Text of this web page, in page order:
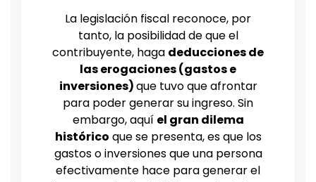
La legislación fiscal reconoce, por
tanto, la posibilidad de que el
contribuyente, haga deducciones de
las erogaciones (gastos e
inversiones)que tuvo que afrontar
para poder generar su ingreso. Sin
embargo, aquí el gran dilema
histórico que se presenta, es que los
gastos o inversiones que una persona
efectivamente hace para generar el